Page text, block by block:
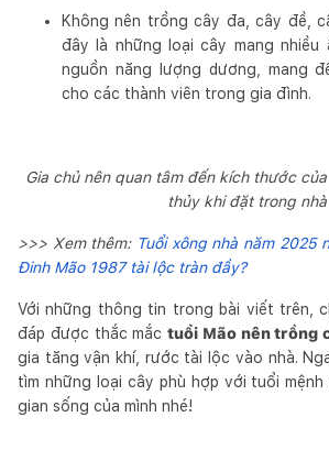
Không nên trồng cây đa, cây đề,
đây là những loại cây mang nhiều
nguồn năng lượng dương, mang
cho các thành viên trong gia đình.
Gia chủ nên quan tâm đến kích thước
thủy khi đặt trong nhà
>>> Xem thêm: Tuổi xông nhà năm 2025
Đinh Mão 1987 tài lộc tràn đầy?
Với những thông tin trong bài viết trên,
đáp được thắc mắc tuổi Mão nên trồng
gia tăng vận khí, rước tài lộc vào nhà.
tìm những loại cây phù hợp với tuổi
gian sống của mình nhé!